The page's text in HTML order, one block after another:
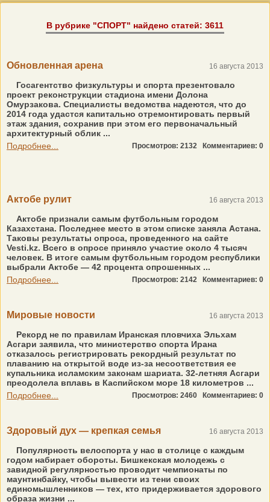
В рубрике "СПОРТ" найдено статей: 3611
Обновленная арена 16 августа 2013
Госагентство физкультуры и спорта презентовало
проект реконструкции стадиона имени Долона
Омурзакова. Специалисты ведомства надеются, что до
2014 года удастся капитально отремонтировать первый
этаж здания, сохранив при этом его первоначальный
архитектурный облик ...
Подробнее...
Просмотров: 2132 Комментариев: 0
Актобе рулит 16 августа 2013
Актобе признали самым футбольным городом
Казахстана. Последнее место в этом списке заняла Астана.
Таковы результаты опроса, проведенного на сайте
Vesti.kz. Всего в опросе приняло участие около 4 тысяч
человек. В итоге самым футбольным городом республики
выбрали Актобе — 42 процента опрошенных ...
Подробнее...
Просмотров: 2142 Комментариев: 0
Мировые новости 16 августа 2013
Рекорд не по правилам Иранская пловчиха Эльхам
Асгари заявила, что министерство спорта Ирана
отказалось регистрировать рекордный результат по
плаванию на открытой воде из-за несоответствия ее
купальника исламским законам шариата. 32-летняя Асгари
преодолела вплавь в Каспийском море 18 километров ...
Подробнее...
Просмотров: 2460 Комментариев: 0
Здоровый дух — крепкая семья 16 августа 2013
Популярность велоспорта у нас в столице с каждым
годом набирает обороты. Бишкекская молодежь с
завидной регулярностью проводит чемпионаты по
маунтинбайку, чтобы вывести из тени своих
единомышленников — тех, кто придерживается здорового
образа жизни ...